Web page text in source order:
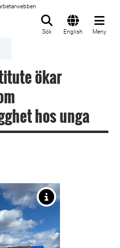
Sök English Meny
ökar
hos unga